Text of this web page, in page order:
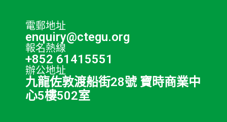
電郵地址
enquiry@ctegu.org
報名熱線
+852 61415551
辦公地址
九龍佐敦渡船街28號 寶時商業中
心5樓502室